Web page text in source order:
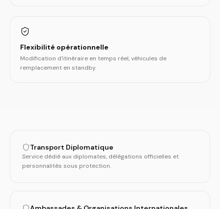
Flexibilité opérationnelle
Modification d'itinéraire en temps réel, véhicules de
remplacement en standby.
Transport Diplomatique
Service dédié aux diplomates, délégations officielles et
personnalités sous protection.